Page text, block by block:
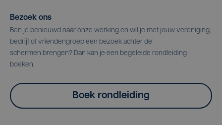
Bezoek ons
Ben je benieuwd naar onze werking en wil je met jouw vereniging,
bedrijf of vriendengroep een bezoek achter de
schermen brengen? Dan kan je een begeleide rondleiding
boeken.
Boek rondleiding